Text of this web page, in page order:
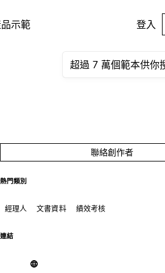
示範 登入
聯絡創作者
熱門類別
經理人 文書資料 績效考核
連結